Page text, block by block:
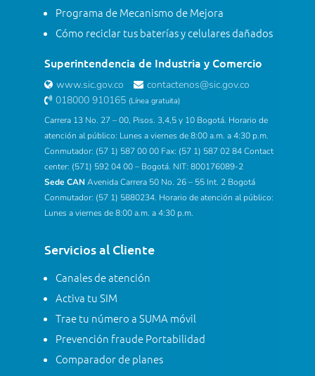
Programa de Mecanismo de Mejora
Cómo reciclar tus baterías y celulares dañados
Superintendencia de Industria y Comercio
www.sic.gov.co
contactenos@sic.gov.co
018000 910165 (Línea gratuita)
Carrera 13 No. 27 – 00, Pisos. 3,4,5 y 10 Bogotá. Horario de
atención al público: Lunes a viernes de 8:00 a.m. a 4:30 p.m.
Conmutador: (57 1) 587 00 00 Fax: (57 1) 587 02 84 Contact
center: (571) 592 04 00 – Bogotá. NIT: 800176089-2
Sede CAN Avenida Carrera 50 No. 26 – 55 Int. 2 Bogotá
Conmutador: (57 1) 5880234. Horario de atención al público:
Lunes a viernes de 8:00 a.m. a 4:30 p.m.
Servicios al Cliente
Canales de atención
Activa tu SIM
Trae tu número a SUMA móvil
Prevención fraude Portabilidad
Comparador de planes